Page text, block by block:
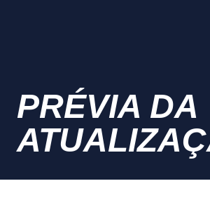
PRÉVIA DA